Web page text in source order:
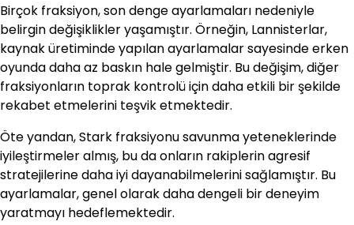
Birçok fraksiyon, son denge ayarlamaları nedeniyle
belirgin değişiklikler yaşamıştır. Örneğin, Lannisterlar,
kaynak üretiminde yapılan ayarlamalar sayesinde erken
oyunda daha az baskın hale gelmiştir. Bu değişim, diğer
fraksiyonların toprak kontrolü için daha etkili bir şekilde
rekabet etmelerini teşvik etmektedir.
Öte yandan, Stark fraksiyonu savunma yeteneklerinde
iyileştirmeler almış, bu da onların rakiplerin agresif
stratejilerine daha iyi dayanabilmelerini sağlamıştır. Bu
ayarlamalar, genel olarak daha dengeli bir deneyim
yaratmayı hedeflemektedir.